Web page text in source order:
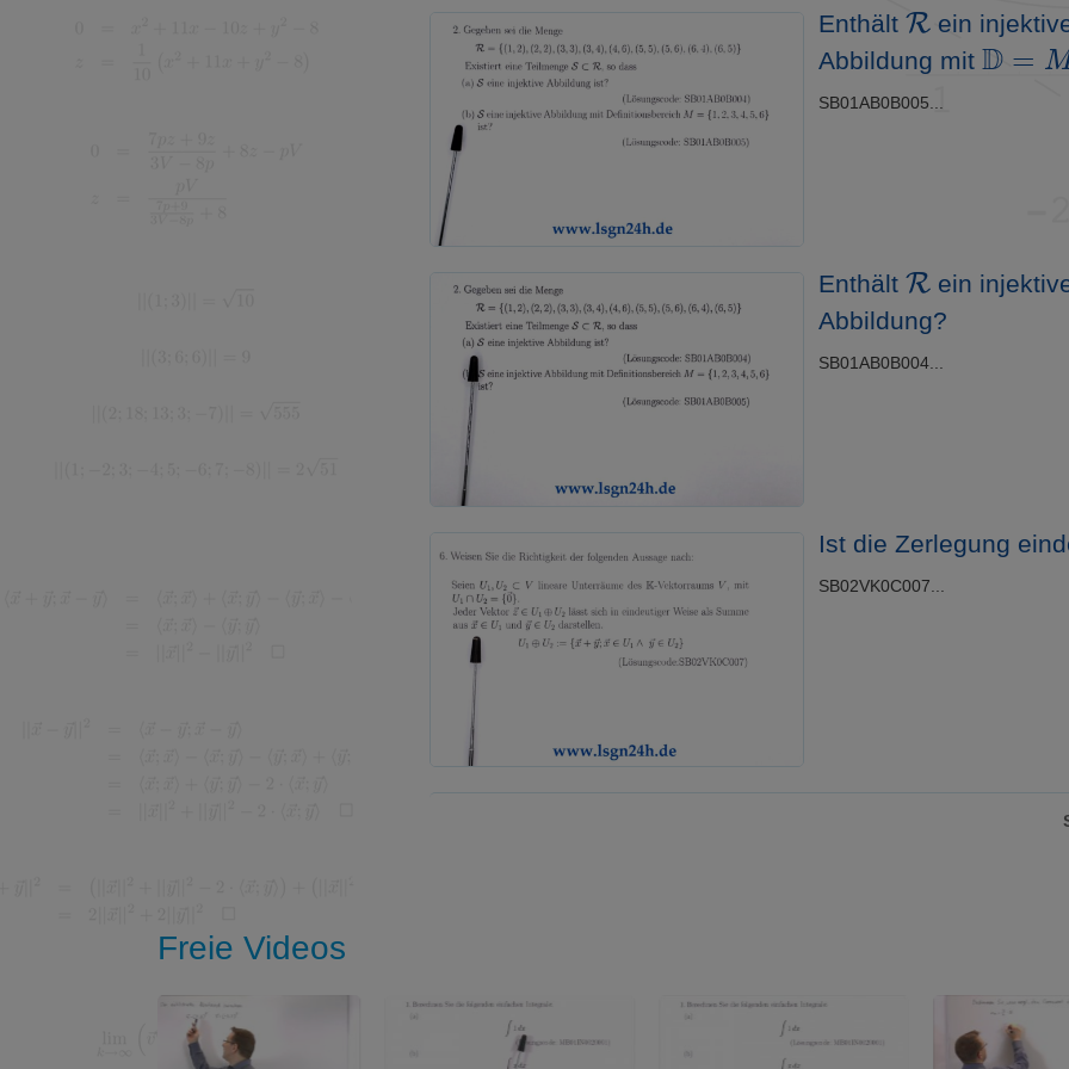
Enthält
ein
Abbildung mit
D=M
SB01AB0B005...
Enthält
R
ein
Abbildung?
SB01AB0B004...
Ist die Zerlegung
SB02VK0C007...
Freie Videos